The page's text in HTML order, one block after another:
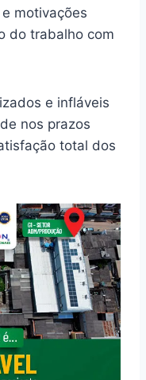
motivações
do trabalho com
e infláveis
nos prazos
total dos